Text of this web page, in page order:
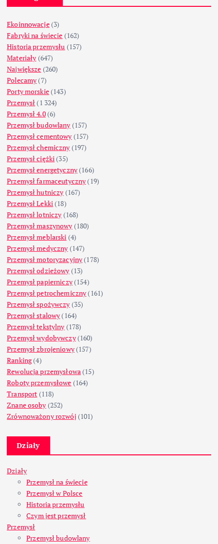
Ekoinnowacje(3)
Fabryki na świecie (162)
Historia przemysłu (157)
Materiały (647)
Największe (260)
Polecamy (7)
Porty morskie(143)
Przemysł (1 324)
Przemysł 4.0(6)
Przemysł budowlany (157)
Przemysł cementowy (157)
Przemysł chemiczny (197)
Przemysł ciężki (35)
Przemysł energetyczny (166)
Przemysł farmaceutyczny (19)
Przemysł hutniczy (167)
Przemysł Lekki (18)
Przemysł lotniczy (168)
Przemysł maszynowy (180)
Przemysł meblarski (4)
Przemysł medyczny (147)
Przemysł motoryzacyjny (178)
Przemysł odzieżowy (13)
Przemysł papierniczy(154)
Przemysł petrochemiczny (161)
Przemysł spożywczy (35)
Przemysł stalowy (164)
Przemysł tekstylny (178)
Przemysł wydobywczy(160)
Przemysł zbrojeniowy(157)
Ranking(4)
Rewolucja przemysłowa (15)
Roboty przemysłowe (164)
Transport (118)
Znane osoby (252)
Zrównoważony rozwój (101)
Działy
Działy
Przemysł na świecie
Przemysł w Polsce
Historia przemysłu
Czym jest przemysł
Przemysł
Przemysł budowlany